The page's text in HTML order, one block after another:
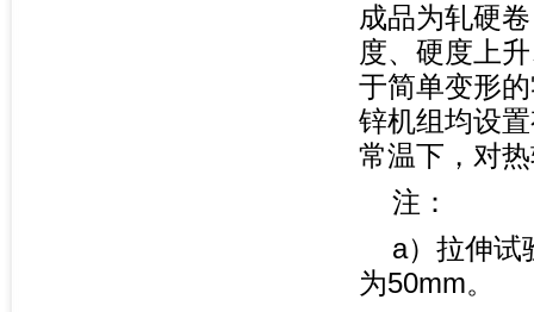
成品为轧硬
度、硬度上
于简单变形
锌机组均设
常温下，对
注：
a）拉伸试
为50mm。